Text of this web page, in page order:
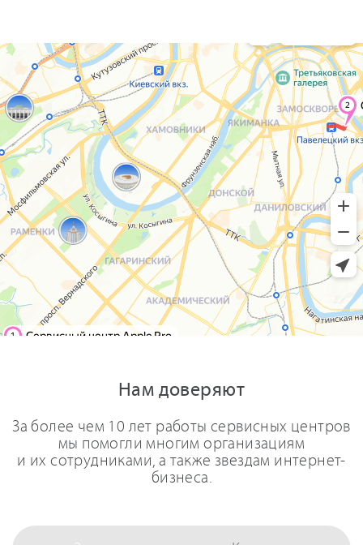
Нам доверяют
За более чем 10 лет работы сервисных центров
мы помогли многим организациям
и их сотрудниками, а также звездам интернет-
бизнеса.